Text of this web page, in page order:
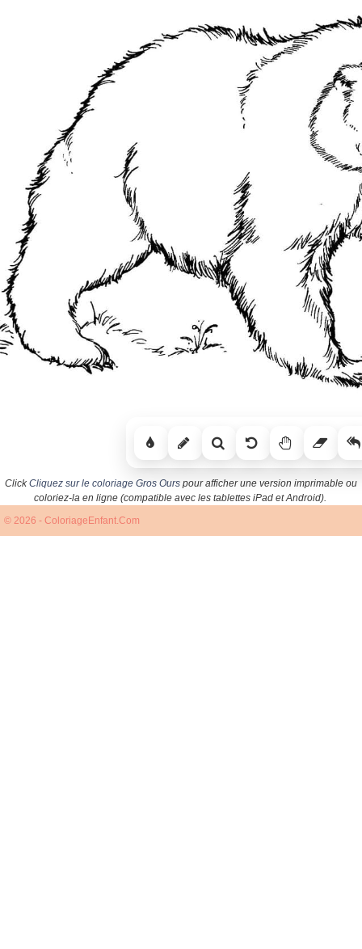
ClickCliquez sur le coloriage Gros Ours pour afficher une version imprimable ou
coloriez-la en ligne (compatible avec les tablettes iPad et Android).
© 2026 - ColoriageEnfant.Com